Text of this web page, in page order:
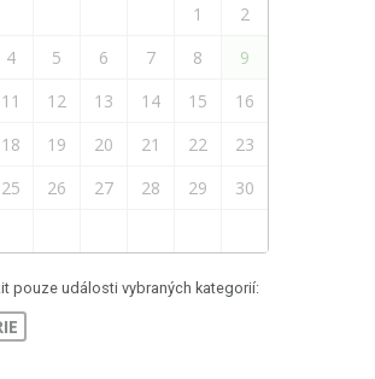
1
2
4 5 6 7 8
9
11 12 13 14 15
16
18 19 20 21 22
23
25 26 27 28 29
30
pouze události vybraných kategorií: